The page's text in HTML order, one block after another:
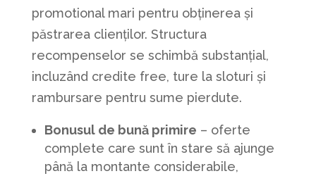
promotional mari pentru obținerea și
păstrarea clienților. Structura
recompenselor se schimbă substanțial,
incluzând credite free, ture la sloturi și
rambursare pentru sume pierdute.
Bonusul de bună primire – oferte
complete care sunt în stare să ajunge
până la montante considerabile,